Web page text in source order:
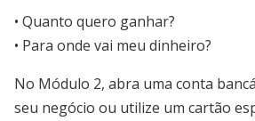
• Quanto quero ganhar?
• Para onde vai meu dinheiro?
No Módulo 2, abra uma conta
seu negócio ou utilize um cartão